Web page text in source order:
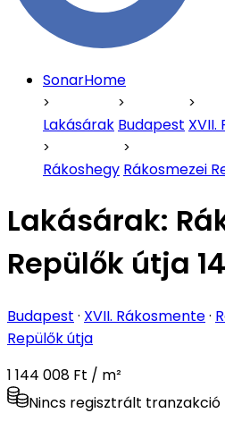
SonarHome
Lakásárak Budapest
Rákoshegy Rákosmezei
Lakásárak:
Repülők útja
Budapest · XVII. Rákosmente·
Repülők útja
1 144 008 Ft / m²
Nincs regisztrált tranzakció